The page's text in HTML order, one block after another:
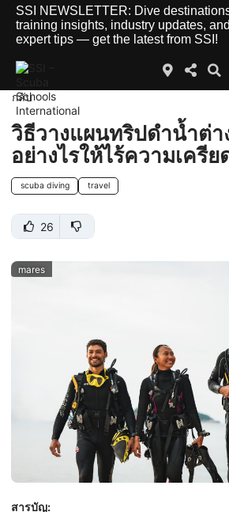
SSI NEWSLETTER: Dive
training insights, industry updates, and
expert tips — get the latest from SSI!
กลับ
วิธีวางแผนทริปดำน้ำต่า
อย่างไรให้ไร้ความเครีย
scuba diving travel
26
mares
สารบัญ: